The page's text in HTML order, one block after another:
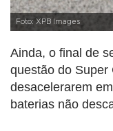
Foto: XPB Images
Ainda, o final de
questão do Super
desacelerarem
baterias não